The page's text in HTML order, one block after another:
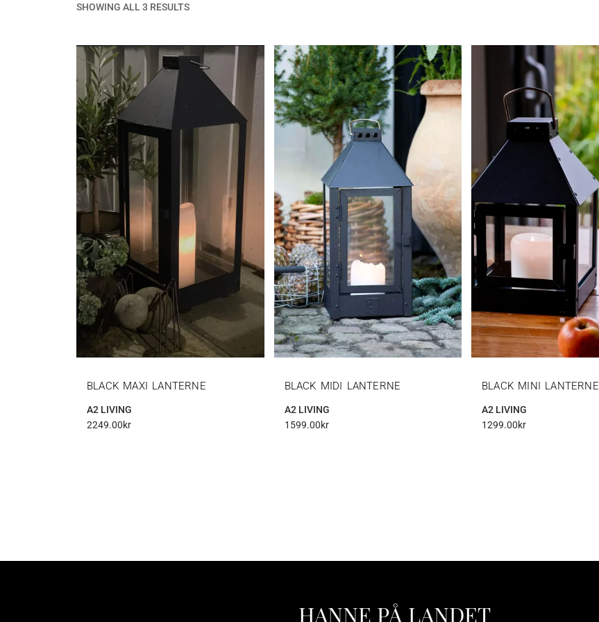
SHOWING ALL 3 RESULTS
BLACK MAXI LANTERNE
A2 LIVING
2249.00kr
BLACK MIDI LANTERNE
A2 LIVING
1599.00kr
BLACK MINI LANTERNE
A2 LIVING
1299.00kr
HANNE PÅ LANDET